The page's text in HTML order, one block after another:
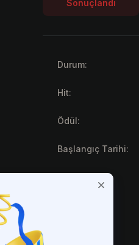
Sonuçlandı
Durum:
Hit:
Ödül:
Başlangıç Tarihi: